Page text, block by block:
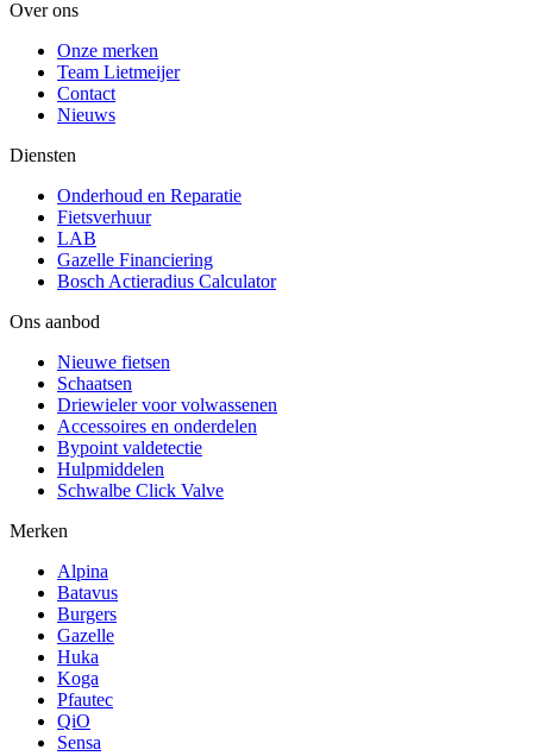
Over ons
Onze merken
Team Lietmeijer
Contact
Nieuws
Diensten
Onderhoud en Reparatie
Fietsverhuur
LAB
Gazelle Financiering
Bosch Actieradius Calculator
Ons aanbod
Nieuwe fietsen
Schaatsen
Driewieler voor volwassenen
Accessoires en onderdelen
Bypoint valdetectie
Hulpmiddelen
Schwalbe Click Valve
Merken
Alpina
Batavus
Burgers
Gazelle
Huka
Koga
Pfautec
QiO
Sensa